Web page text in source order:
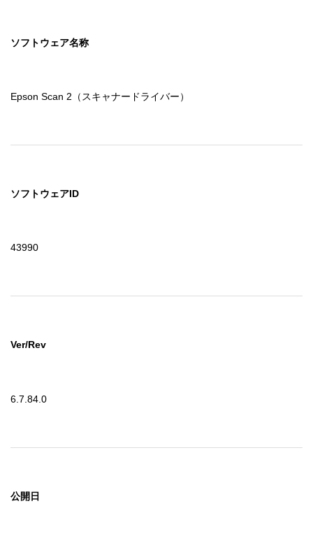
ソフトウェア名称
Epson Scan 2（スキャナードライバー）
ソフトウェアID
43990
Ver/Rev
6.7.84.0
公開日